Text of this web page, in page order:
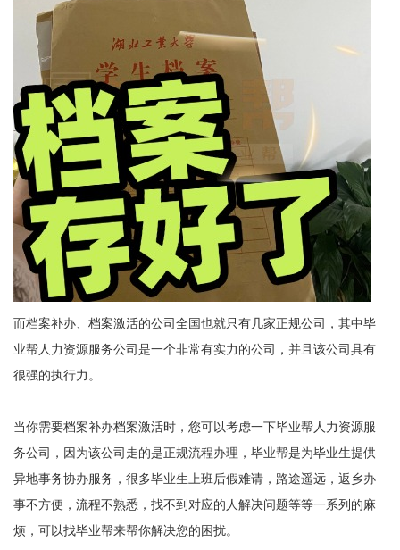
而档案补办、档案激活的公司全国也就只有几家正规公司，其中毕
业帮人力资源服务公司是一个非常有实力的公司，并且该公司具有
很强的执行力。
当你需要档案补办档案激活时，您可以考虑一下毕业帮人力资源服
务公司，因为该公司走的是正规流程办理，毕业帮是为毕业生提供
异地事务协办服务，很多毕业生上班后假难请，路途遥远，返乡办
事不方便，流程不熟悉，找不到对应的人解决问题等等一系列的麻
烦，可以找毕业帮来帮你解决您的困扰。